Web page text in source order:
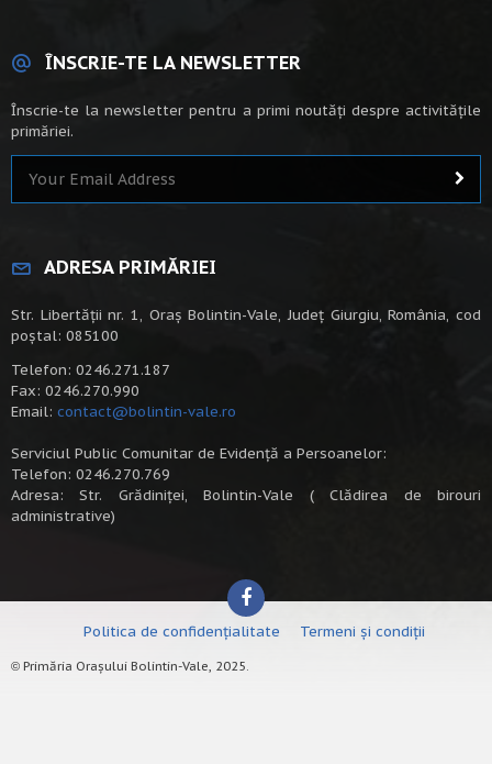
ÎNSCRIE-TE LA NEWSLETTER
Înscrie-te la newsletter pentru a primi noutăți despre activitățile
primăriei.
ADRESA PRIMĂRIEI
Str. Libertății nr. 1, Oraș Bolintin-Vale, Județ Giurgiu, România, cod
poștal: 085100
Telefon: 0246.271.187
Fax: 0246.270.990
Email: contact@bolintin-vale.ro
Serviciul Public Comunitar de Evidență a Persoanelor:
Telefon: 0246.270.769
Adresa: Str. Grădiniței, Bolintin-Vale ( Clădirea de birouri
administrative)
Politica de confidențialitate Termeni și condiții
© Primăria Orașului Bolintin-Vale, 2025.